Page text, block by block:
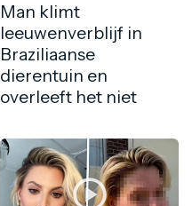
Man klimt
leeuwenverblijf in
Braziliaanse
dierentuin en
overleeft het niet